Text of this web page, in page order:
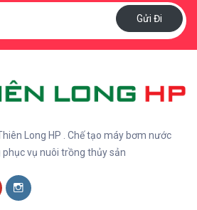
Gửi Đi
Long HP . Chế tạo máy bơm nước
vụ nuôi trồng thủy sản